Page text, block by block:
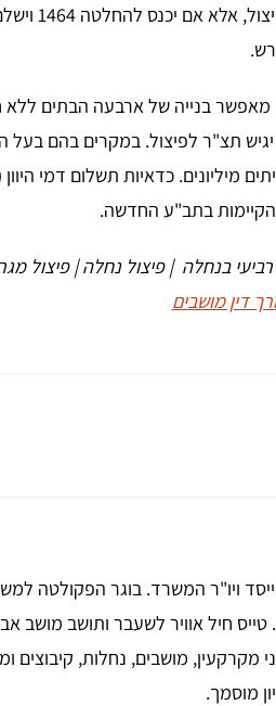
מאפשר בנייה של ארבעה הבתים ללא
תצ"ר לפיצול. במקרים בהם בעל
בתב"ע החדשה.
דין מושבים
מקרקעין, מושבים, נחלות,
מוסמך.